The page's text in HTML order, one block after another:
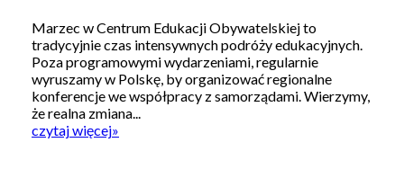
Marzec w Centrum Edukacji Obywatelskiej to
tradycyjnie czas intensywnych podróży edukacyjnych.
Poza programowymi wydarzeniami, regularnie
wyruszamy w Polskę, by organizować regionalne
konferencje we współpracy z samorządami. Wierzymy,
że realna zmiana...
czytaj więcej»